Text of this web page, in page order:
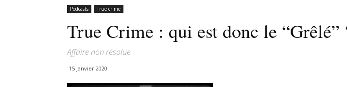
Podcasts True crime
True Crime : qui est donc le “Grêlé”
Affaire non résolue
15 janvier 2020